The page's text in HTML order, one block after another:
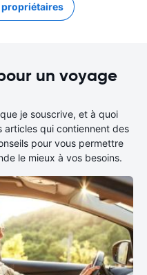
un voyage
je souscrive, et à quoi
articles qui contiennent des
pour vous permettre
le mieux à vos besoins.